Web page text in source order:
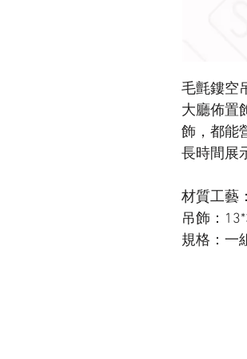
毛氈鏤空
大廳佈置
飾，都能
長時間展
材質工藝
吊飾：
規格：一